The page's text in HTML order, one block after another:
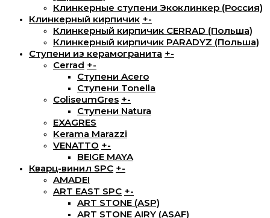
Клинкерные ступени Экоклинкер (Россия)
Клинкерный кирпичик +-
Клинкерный кирпичик CERRAD (Польша)
Клинкерный кирпичик PARADYZ (Польша)
Ступени из керамогранита +-
Cerrad +-
Ступени Acero
Ступени Tonella
ColiseumGres +-
Ступени Natura
EXAGRES
Kerama Marazzi
VENATTO +-
BEIGE MAYA
Кварц-винил SPC +-
AMADEI
ART EAST SPC +-
ART STONE (ASP)
ART STONE AIRY (ASAF)